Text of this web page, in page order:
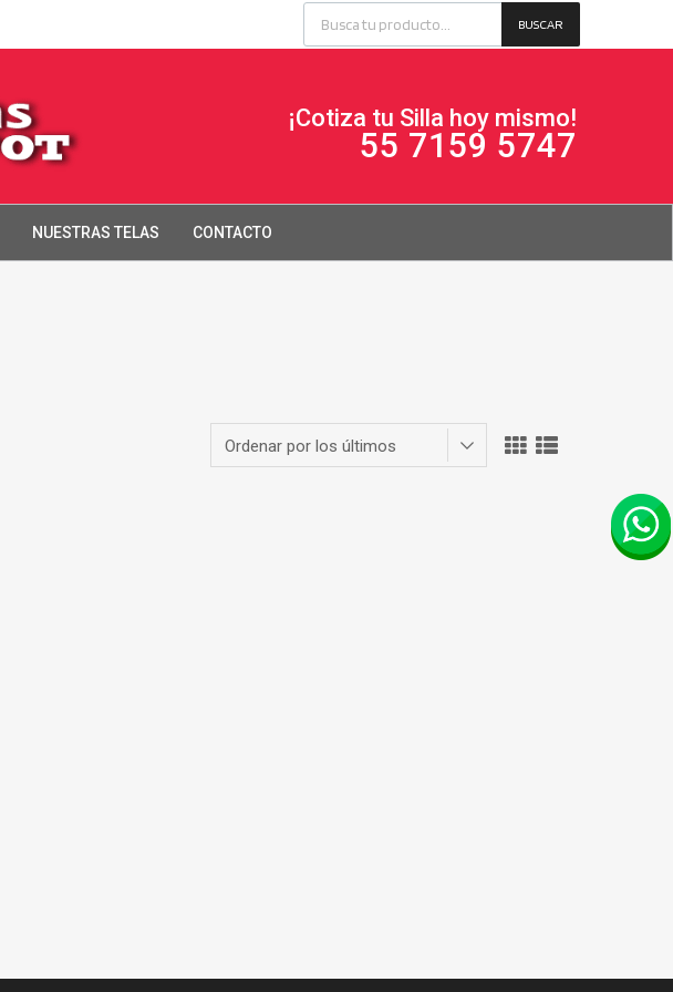
BUSCAR
¡Cotiza tu Silla hoy mismo!
55 7159 5747
NUESTRAS TELAS CONTACTO